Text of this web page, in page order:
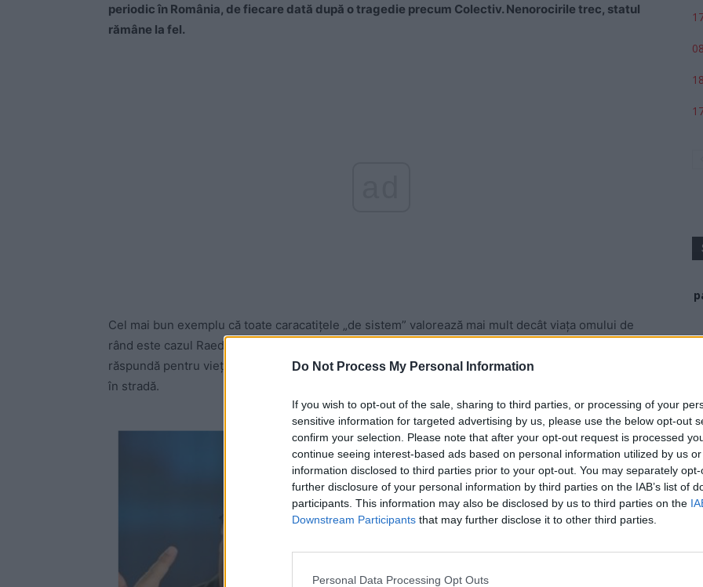
Do Not Process My Personal Information
If you wish to opt-out of the sale, sharing to third parties, or processing of your
sensitive information for targeted advertising by us, please use the below opt-out
confirm your selection. Please note that after your opt-out request is processed
continue seeing interest-based ads based on personal information utilized by us
information disclosed to third parties prior to your opt-out. You may separately
further disclosure of your personal information by third parties on the IAB’s list of
participants. This information may also be disclosed by us to third parties on the
Downstream Participants that may further disclose it to other third parties.
Personal Data Processing Opt Outs
periodic în România, de fiecare dată după o tragedie precum Colectiv. Nenorocirile trec, statul
rămâne la fel.
Cel mai bun exemplu că toate caracatiţele „de sistem” valorează mai mult decât viaţa omului de
rând este cazul Raed Arafat. El a rămas în funcţie pe viaţă, ba chiar a fost avansat, în loc să
răspundă pentru vieţile pierdute la Colectiv, Siutghiol sau Apuseni. De aceea, românii ies din nou
în stradă.